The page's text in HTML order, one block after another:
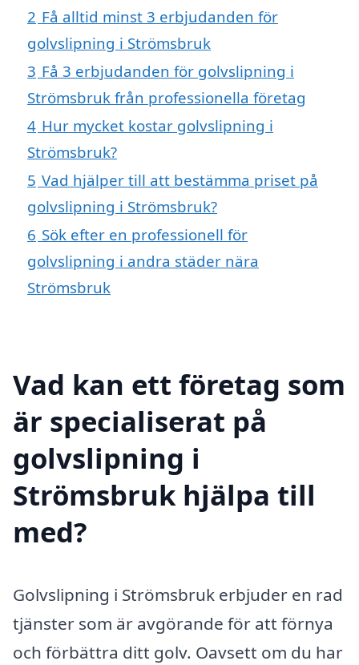
2 Få alltid minst 3 erbjudanden för
golvslipning i Strömsbruk
3 Få 3 erbjudanden för golvslipning i
Strömsbruk från professionella företag
4 Hur mycket kostar golvslipning i
Strömsbruk?
5 Vad hjälper till att bestämma priset på
golvslipning i Strömsbruk?
6 Sök efter en professionell för
golvslipning i andra städer nära
Strömsbruk
Vad kan ett företag som
är specialiserat på
golvslipning i
Strömsbruk hjälpa till
med?
Golvslipning i Strömsbruk erbjuder en rad
tjänster som är avgörande för att förnya
och förbättra ditt golv. Oavsett om du har